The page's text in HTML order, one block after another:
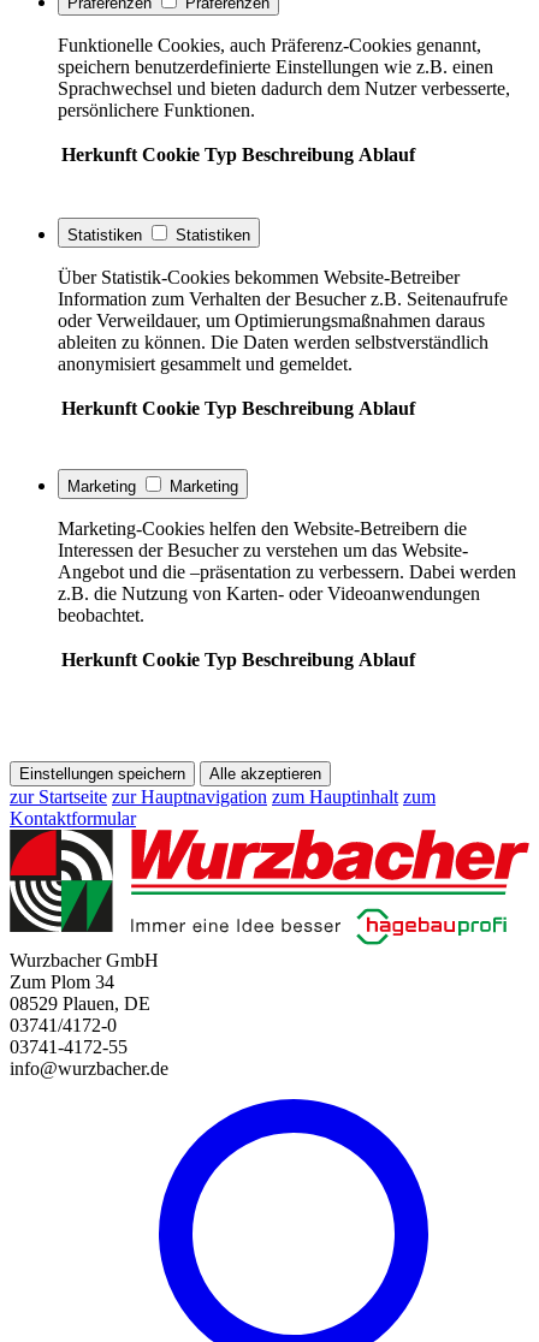
Funktionelle Cookies, auch Präferenz-Cookies genannt,
speichern benutzerdefinierte Einstellungen wie z.B. einen
Sprachwechsel und bieten dadurch dem Nutzer verbesserte,
persönlichere Funktionen.
Herkunft Cookie Typ Beschreibung Ablauf
Statistiken Statistiken
Über Statistik-Cookies bekommen Website-Betreiber
Information zum Verhalten der Besucher z.B. Seitenaufrufe
oder Verweildauer, um Optimierungsmaßnahmen daraus
ableiten zu können. Die Daten werden selbstverständlich
anonymisiert gesammelt und gemeldet.
Herkunft Cookie Typ Beschreibung Ablauf
Marketing Marketing
Marketing-Cookies helfen den Website-Betreibern die
Interessen der Besucher zu verstehen um das Website-
Angebot und die –präsentation zu verbessern. Dabei werden
z.B. die Nutzung von Karten- oder Videoanwendungen
beobachtet.
Herkunft Cookie Typ Beschreibung Ablauf
Einstellungen speichern Alle akzeptieren
zur Startseite zur Hauptnavigation zum Hauptinhalt zum
Kontaktformular
Wurzbacher GmbH
Zum Plom 34
08529 Plauen, DE
03741/4172-0
03741-4172-55
info@wurzbacher.de